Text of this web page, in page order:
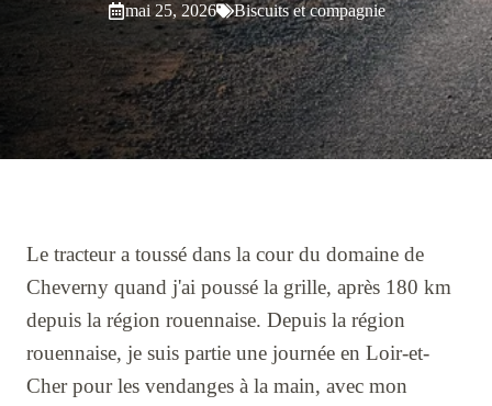
mai 25, 2026 Biscuits et compagnie
Le tracteur a toussé dans la cour du domaine de
Cheverny quand j'ai poussé la grille, après 180 km
depuis la région rouennaise. Depuis la région
rouennaise, je suis partie une journée en Loir-et-
Cher pour les vendanges à la main, avec mon